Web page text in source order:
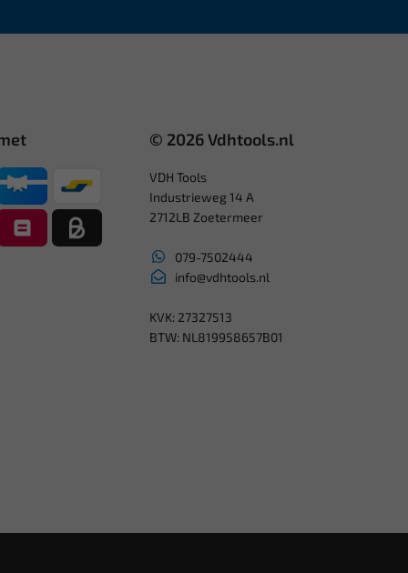
© 2026 Vdhtools.nl
VDH Tools
Industrieweg 14 A
2712LB Zoetermeer
079-7502444
info@vdhtools.nl
KVK: 27327513
BTW: NL819958657B01